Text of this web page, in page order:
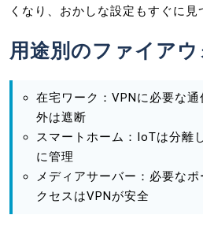
くなり、おかしな設定もすぐに見
用途別のファイア
在宅ワーク：VPNに必要な
外は遮断
スマートホーム：IoTは分離
に管理
メディアサーバー：必要な
クセスはVPNが安全